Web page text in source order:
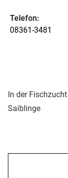
Telefon:
08361-3481
In der
Saiblinge